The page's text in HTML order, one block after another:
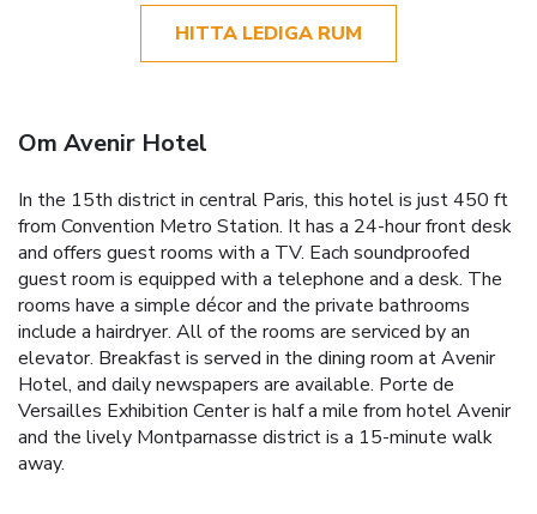
HITTA LEDIGA RUM
Om Avenir Hotel
In the 15th district in central Paris, this hotel is just 450 ft
from Convention Metro Station. It has a 24-hour front desk
and offers guest rooms with a TV. Each soundproofed
guest room is equipped with a telephone and a desk. The
rooms have a simple décor and the private bathrooms
include a hairdryer. All of the rooms are serviced by an
elevator. Breakfast is served in the dining room at Avenir
Hotel, and daily newspapers are available. Porte de
Versailles Exhibition Center is half a mile from hotel Avenir
and the lively Montparnasse district is a 15-minute walk
away.